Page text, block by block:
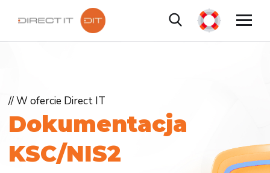
Dokumentacja
KSC/NIS2
// W ofercie Direct IT